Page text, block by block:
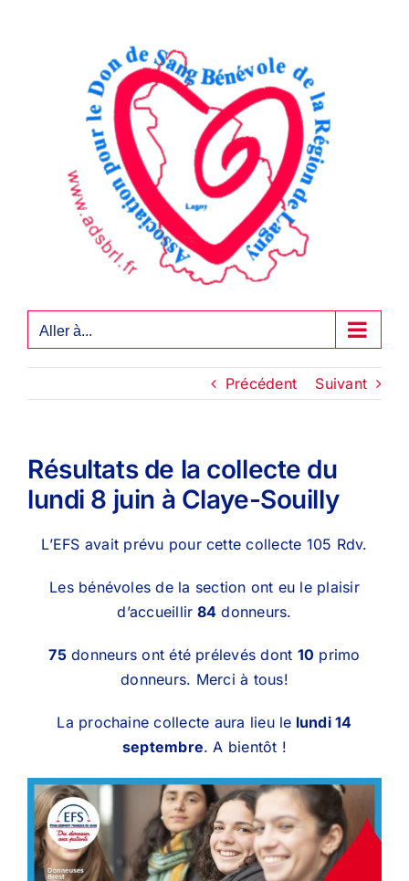
Aller à...
Précédent Suivant
Résultats de la collecte du
lundi 8 juin à Claye-Souilly
L’EFS avait prévu pour cette collecte 105 Rdv.
Les bénévoles de la section ont eu le plaisir
d’accueillir 84 donneurs.
75donneurs ont été prélevés dont 10 primo
donneurs. Merci à tous!
La prochaine collecte aura lieu le lundi 14
septembre. A bientôt !